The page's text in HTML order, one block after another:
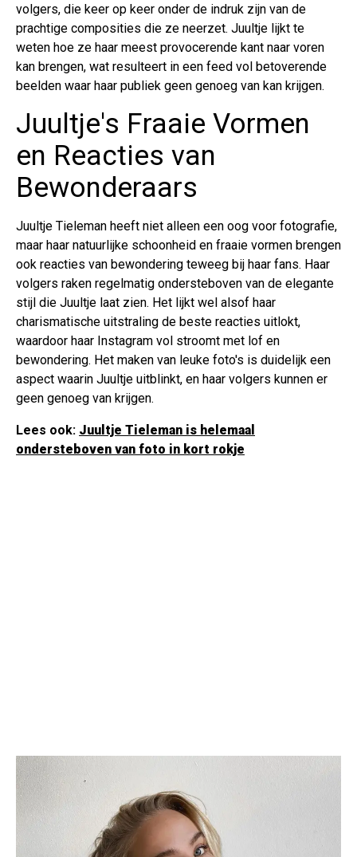
volgers, die keer op keer onder de indruk zijn van de
prachtige composities die ze neerzet. Juultje lijkt te
weten hoe ze haar meest provocerende kant naar voren
kan brengen, wat resulteert in een feed vol betoverende
beelden waar haar publiek geen genoeg van kan krijgen.
Juultje's Fraaie Vormen
en Reacties van
Bewonderaars
Juultje Tieleman heeft niet alleen een oog voor fotografie,
maar haar natuurlijke schoonheid en fraaie vormen brengen
ook reacties van bewondering teweeg bij haar fans. Haar
volgers raken regelmatig ondersteboven van de elegante
stijl die Juultje laat zien. Het lijkt wel alsof haar
charismatische uitstraling de beste reacties uitlokt,
waardoor haar Instagram vol stroomt met lof en
bewondering. Het maken van leuke foto's is duidelijk een
aspect waarin Juultje uitblinkt, en haar volgers kunnen er
geen genoeg van krijgen.
Lees ook: Juultje Tieleman is helemaal
ondersteboven van foto in kort rokje